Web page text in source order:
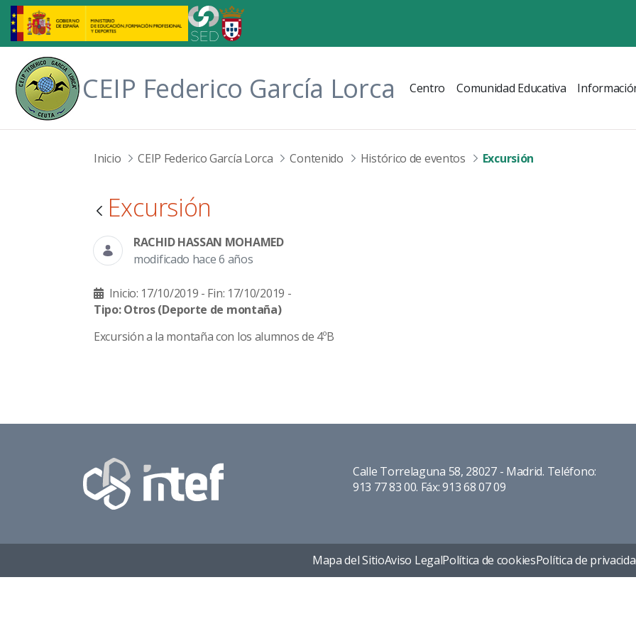
Saltar al contenido principal
CEIP Federico García Lorca Centro Comunidad Educativa
Inicio CEIP Federico García Lorca Contenido Histórico de eventos Excursión
Excursión
RACHID HASSAN MOHAMED
modificado hace 6 años
Inicio: 17/10/2019 - Fin: 17/10/2019 -
Tipo: Otros(Deporte de montaña)
Excursión a la montaña con los alumnos de 4ºB
Calle Torrelaguna 58, 28027 - Madrid. Teléfono:
913 77 83 00. Fáx: 913 68 07 09
Mapa del SitioAviso LegalPolítica de cookiesPolítica de